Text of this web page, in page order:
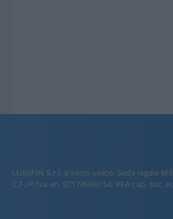
LUNIFIN S.r.l. a socio unico. Sede legale
C.F./P.Iva en. 07174900154, REA cap. soc.